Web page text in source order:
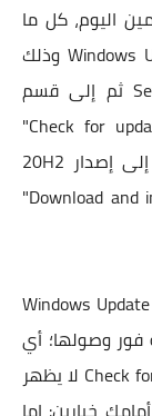
اليوم، كل ما
عليك فعله هو الاعتماد على خدمة Windows Update وذلك
بعد التوجه إلى تطبيق "الإعدادات" Settings ثم إلى قسم
Update & Security ثم النقر على زر "Check for updates"
وبعدها بلحظات سيُخبرك النظام أن الترقية إلى إصدار 20H2
مُتاحة. الآن لا تحتاج سوى النقر على "Download and install"
لكن لاحظ، في بعض الأحيان لا تُظهر خدمة Windows Update
فور وصولها؛ أي
قد تجد اليوم أنه بعد الضغط على Check for updates لا يظهر